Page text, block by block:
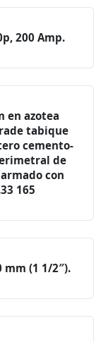
200 Amp.
en azotea
tabique
cemento-
de
con
165
mm (1 1/2″).